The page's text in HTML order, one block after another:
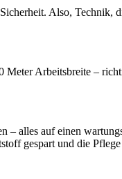
Also, Technik,
Arbeitsbreite –
– alles auf einen
gespart und die